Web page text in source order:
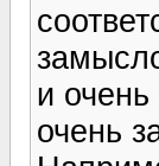
и
очень